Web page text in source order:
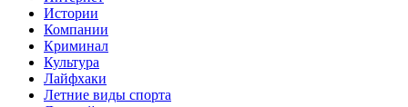
Истории
Компании
Криминал
Культура
Лайфхаки
Летние виды спорта